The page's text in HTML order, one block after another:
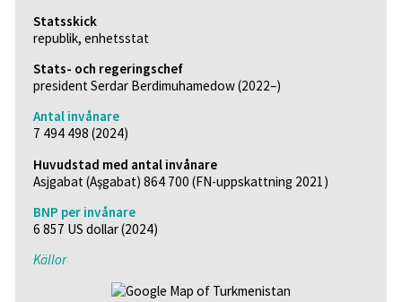
Statsskick
republik, enhetsstat
Stats- och regeringschef
president Serdar Berdimuhamedow (2022–)
Antal invånare
7 494 498 (2024)
Huvudstad med antal invånare
Asjgabat (Aşgabat) 864 700 (FN-uppskattning 2021)
BNP per invånare
6 857 US dollar (2024)
Källor